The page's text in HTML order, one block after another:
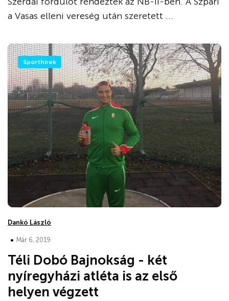
a Vasas elleni vereség után szeretett ...
Sporthírek
Dankó László
• Már 6, 2019
Téli Dobó Bajnokság - két
nyíregyházi atléta is az első
helyen végzett